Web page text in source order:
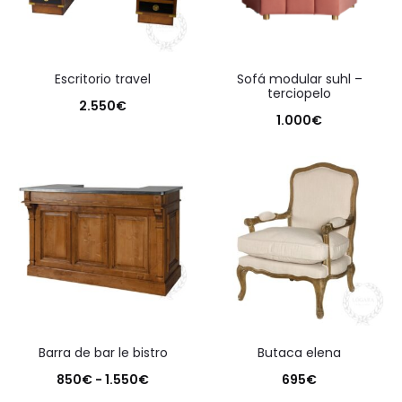
escritorio travel
2.550€
sofá modular suhl –
terciopelo
1.000€
barra de bar le bistro
850€ - 1.550€Rango
butaca elena
695€